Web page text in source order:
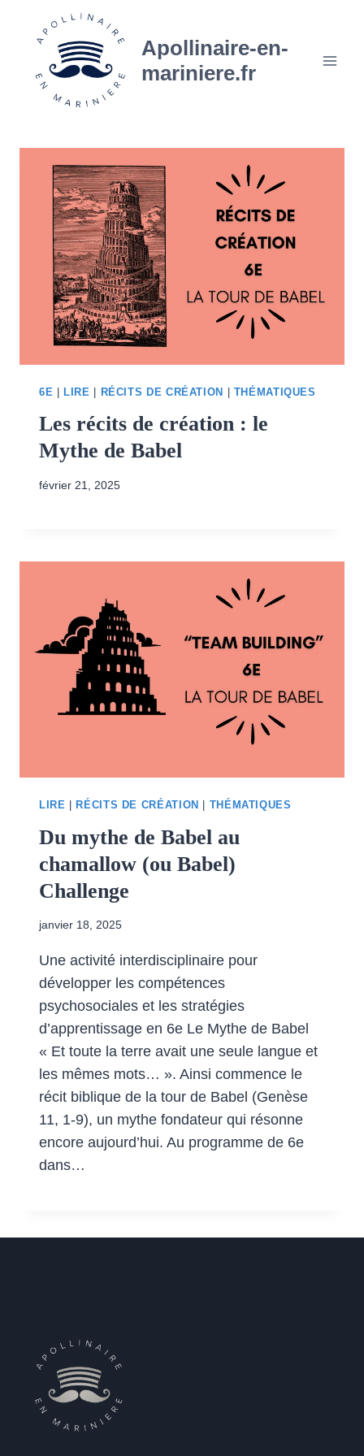
Apollinaire-en-
mariniere.fr
6E LIRE RÉCITS DE CRÉATION THÉMATIQUES
Les récits de création : le
Mythe de Babel
février 21, 2025
LIRE RÉCITS DE CRÉATION THÉMATIQUES
Du mythe de Babel au
chamallow (ou Babel)
Challenge
janvier 18, 2025
Une activité interdisciplinaire pour
développer les compétences
psychosociales et les stratégies
d’apprentissage en 6e Le Mythe de Babel
« Et toute la terre avait une seule langue et
les mêmes mots… ». Ainsi commence le
récit biblique de la tour de Babel (Genèse
11, 1-9), un mythe fondateur qui résonne
encore aujourd’hui. Au programme de 6e
dans…